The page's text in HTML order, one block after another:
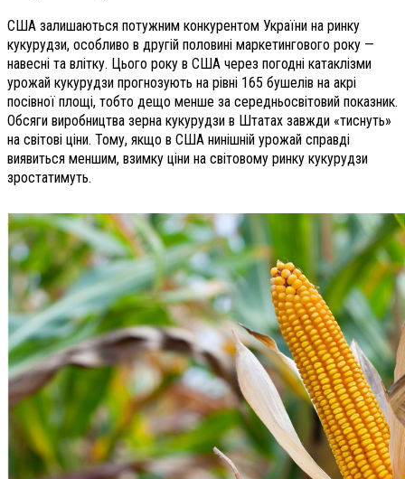
США залишаються потужним конкурентом України на ринку
кукурудзи, особливо в другій половині маркетингового року —
навесні та влітку. Цього року в США через погодні катаклізми
урожай кукурудзи прогнозують на рівні 165 бушелів на акрі
посівної площі, тобто дещо менше за середньосвітовий показник.
Обсяги виробництва зерна кукурудзи в Штатах завжди «тиснуть»
на світові ціни. Тому, якщо в США нинішній урожай справді
виявиться меншим, взимку ціни на світовому ринку кукурудзи
зростатимуть.